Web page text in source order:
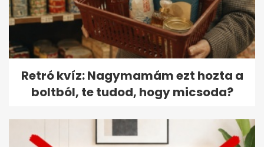
Retró kvíz: Nagymamám ezt hozta a
boltból, te tudod, hogy micsoda?